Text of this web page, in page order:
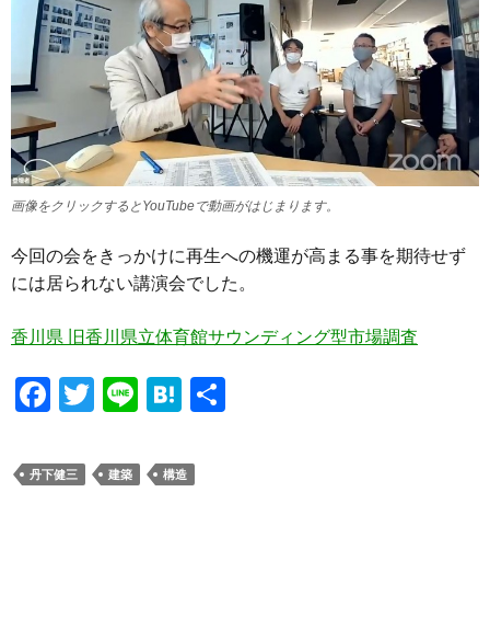
画像をクリックするとYouTubeで動画がはじまります。
今回の会をきっかけに再生への機運が高まる事を期待せず
には居られない講演会でした。
香川県 旧香川県立体育館サウンディング型市場調査
F
c
T
tt
Li
e
H
e
丹下健三 建築 構造